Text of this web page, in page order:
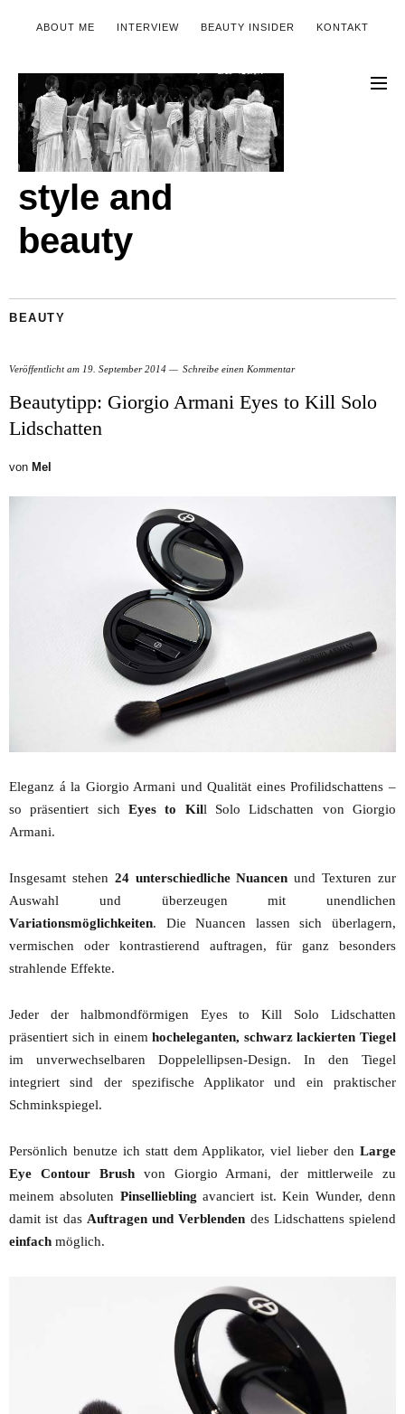
ABOUT ME INTERVIEW BEAUTY INSIDER KONTAKT
style and
beauty
BEAUTY
Veröffentlicht am 19. September 2014 Schreibe einen Kommentar
Beautytipp: Giorgio Armani Eyes to Kill Solo
Lidschatten
von Mel
Eleganz á la Giorgio Armani und Qualität eines Profilidschattens –
so präsentiert sich Eyes to Kill Solo Lidschatten von Giorgio
Armani.
Insgesamt stehen 24 unterschiedliche Nuancen und Texturen zur
Auswahl und überzeugen mit unendlichen
Variationsmöglichkeiten. Die Nuancen lassen sich überlagern,
vermischen oder kontrastierend auftragen, für ganz besonders
strahlende Effekte.
Jeder der halbmondförmigen Eyes to Kill Solo Lidschatten
präsentiert sich in einemhocheleganten, schwarz lackierten Tiegel
im unverwechselbaren Doppelellipsen-Design. In den Tiegel
integriert sind der spezifische Applikator und ein praktischer
Schminkspiegel.
Persönlich benutze ich statt dem Applikator, viel lieber den Large
Eye Contour Brushvon Giorgio Armani, der mittlerweile zu
meinem absoluten Pinselliebling avanciert ist. Kein Wunder, denn
damit ist das Auftragen und Verblenden des Lidschattens spielend
einfach möglich.